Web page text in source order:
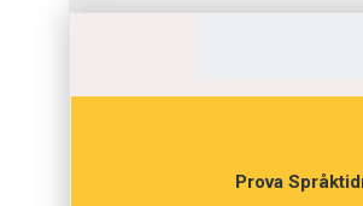
Grönland
Grönländare
Prova